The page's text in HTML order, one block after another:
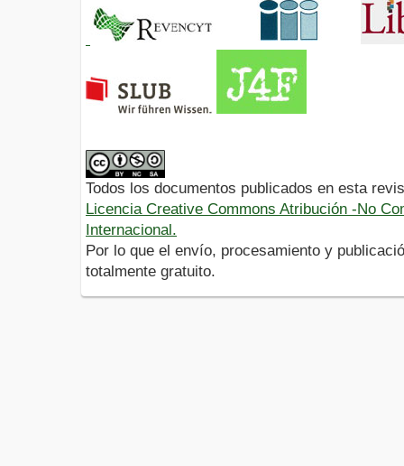
Todos los documentos publicados en esta
Licencia Creative Commons Atribución -No
Internacional.
Por lo que el envío, procesamiento y
totalmente gratuito.